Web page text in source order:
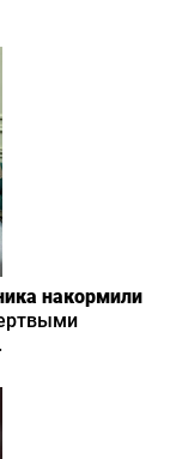
накормили